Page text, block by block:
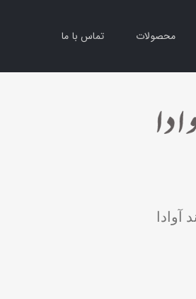
محصولات تماس با ما